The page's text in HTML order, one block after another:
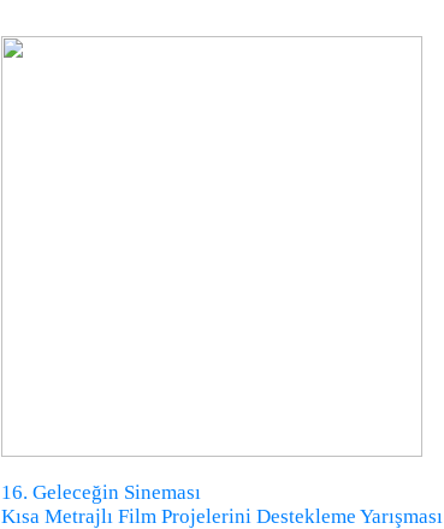
16. Geleceğin Sineması
Kısa Metrajlı Film Projelerini Destekleme Yarışması